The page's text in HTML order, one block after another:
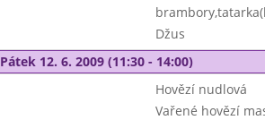
Džus
Pátek 12. 6. 2009 (11:30 - 14:00)
Hovězí nudlová
Vařené hovězí